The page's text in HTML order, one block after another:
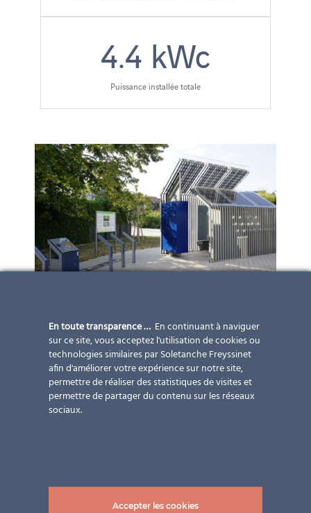
4.4 kWc
Puissance installée totale
En toute transparence … En continuant à naviguer
sur ce site, vous acceptez l'utilisation de cookies ou
technologies similaires par Soletanche Freyssinet
afin d'améliorer votre expérience sur notre site,
permettre de réaliser des statistiques de visites et
permettre de partager du contenu sur les réseaux
sociaux.
Accepter les cookies